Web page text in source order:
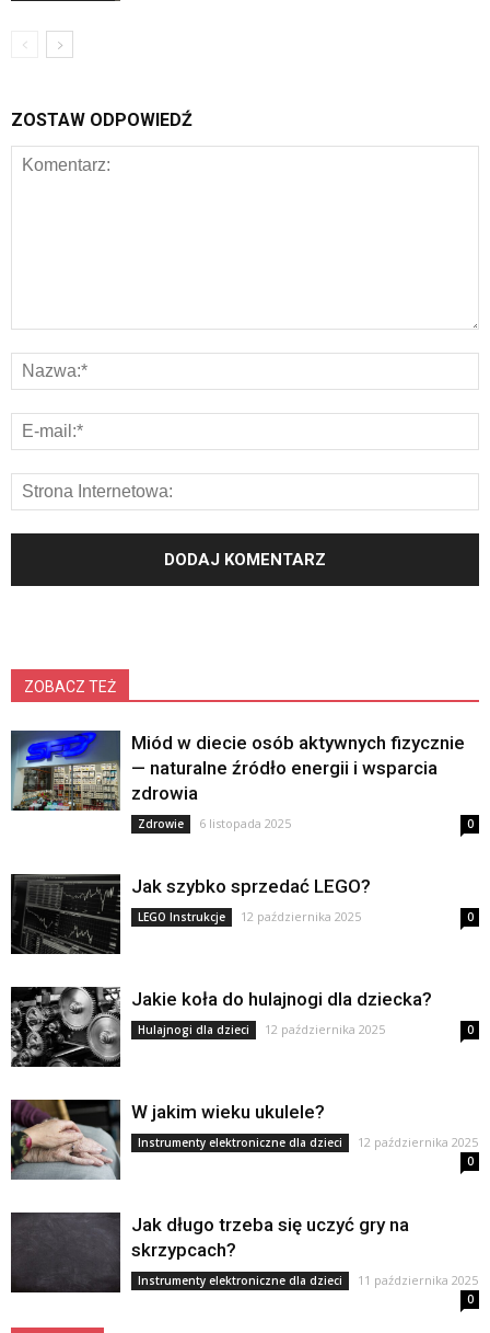
ZOSTAW ODPOWIEDŹ
ZOBACZ TEŻ
Miód w diecie osób aktywnych fizycznie
— naturalne źródło energii i wsparcia
zdrowia
Zdrowie 6 listopada 2025 0
Jak szybko sprzedać LEGO?
LEGO Instrukcje 12 października 2025 0
Jakie koła do hulajnogi dla dziecka?
Hulajnogi dla dzieci 12 października 2025 0
W jakim wieku ukulele?
Instrumenty elektroniczne dla dzieci 12 października 2025
0
Jak długo trzeba się uczyć gry na
skrzypcach?
Instrumenty elektroniczne dla dzieci 11 października 2025
0